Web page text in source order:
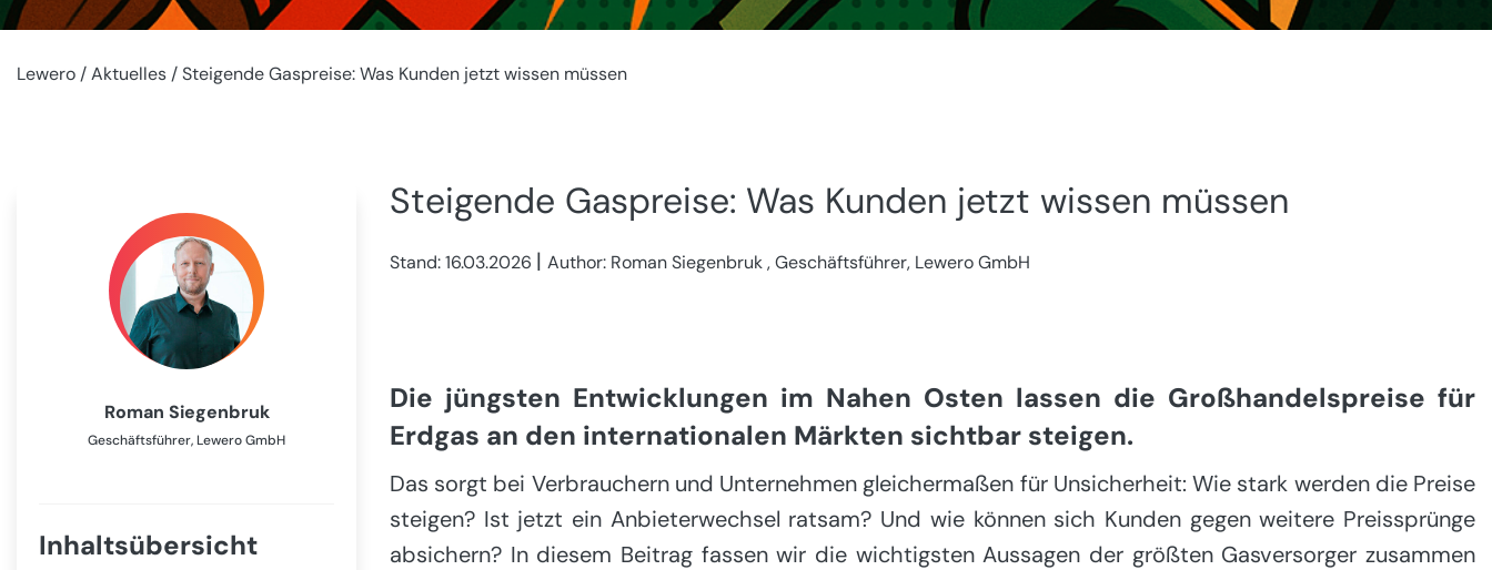
Lewero /Aktuelles / Steigende Gaspreise: Was Kunden jetzt wissen müssen
Roman Siegenbruk
Geschäftsführer, Lewero GmbH
Inhaltsübersicht
Steigende Gaspreise: Was Kunden jetzt wissen müssen
Stand:16.03.2026 | Author: Roman Siegenbruk , Geschäftsführer, Lewero GmbH
Die jüngsten Entwicklungen im Nahen Osten lassen die Großhandelspreise für
Erdgas an den internationalen Märkten sichtbar steigen.
Das sorgt bei Verbrauchern und Unternehmen gleichermaßen für Unsicherheit: Wie stark werden die Preise
steigen? Ist jetzt ein Anbieterwechsel ratsam? Und wie können sich Kunden gegen weitere Preissprünge
absichern? In diesem Beitrag fassen wir die wichtigsten Aussagen der größten Gasversorger zusammen